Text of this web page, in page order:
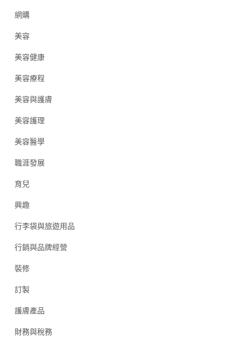
網購
美容
美容健康
美容療程
美容與護膚
美容護理
美容醫學
職涯發展
育兒
興趣
行李袋與旅遊用品
行銷與品牌經營
裝修
訂製
護膚產品
財務與稅務